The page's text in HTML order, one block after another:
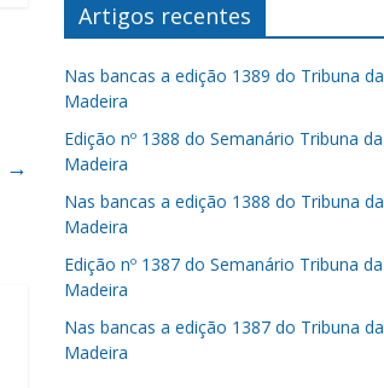
→
Artigos recentes
Nas bancas a edição 1389 do Tribuna da
Madeira
Edição nº 1388 do Semanário Tribuna da
Madeira
Nas bancas a edição 1388 do Tribuna da
Madeira
Edição nº 1387 do Semanário Tribuna da
Madeira
Nas bancas a edição 1387 do Tribuna da
Madeira